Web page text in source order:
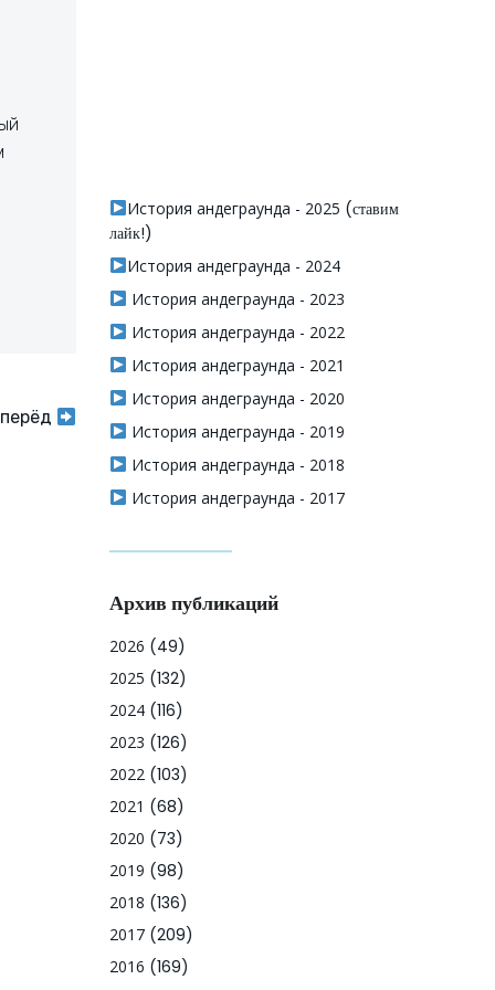
История андеграунда - 2025 (ставим
лайк!)
История андеграунда - 2024
История андеграунда - 2023
История андеграунда - 2022
История андеграунда - 2021
История андеграунда - 2020
История андеграунда - 2019
История андеграунда - 2018
История андеграунда - 2017
Архив публикаций
2026 (49)
2025 (132)
2024 (116)
2023 (126)
2022 (103)
2021 (68)
2020 (73)
2019 (98)
2018 (136)
2017 (209)
2016 (169)